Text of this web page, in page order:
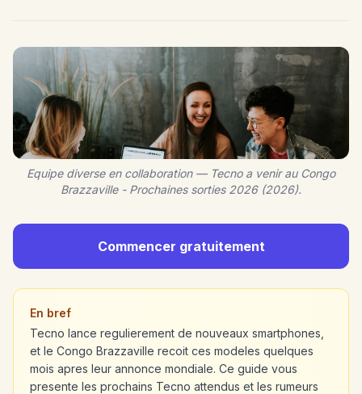
Equipe diverse en collaboration — Tecno a venir au Congo
Brazzaville - Prochaines sorties 2026 (2026).
Commencer gratuitement
En bref
Tecno lance regulierement de nouveaux smartphones,
et le Congo Brazzaville recoit ces modeles quelques
mois apres leur annonce mondiale. Ce guide vous
presente les prochains Tecno attendus et les rumeurs